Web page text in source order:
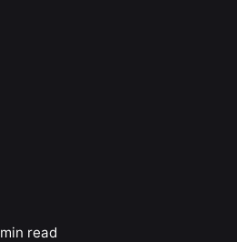
read